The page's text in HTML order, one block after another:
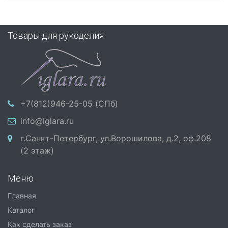
Товары для рукоделия
+7(812)946-25-05 (СПб)
info@iglara.ru
г.Санкт-Петербург, ул.Ворошилова, д.2, оф.208
(2 этаж)
Меню
Главная
Каталог
Как сделать заказ